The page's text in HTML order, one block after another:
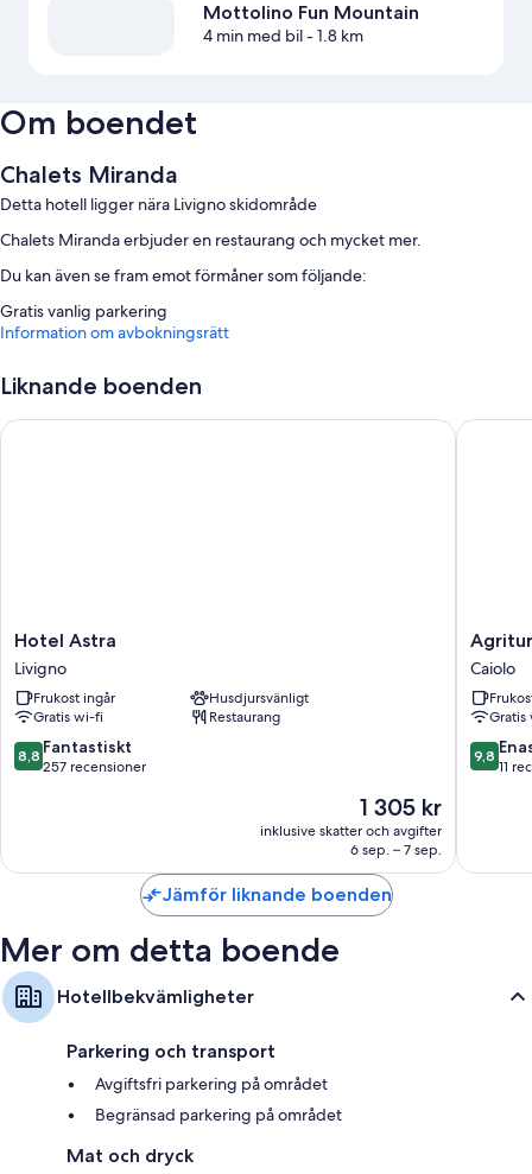
Mottolino Fun Mountain
4 min med bil- 1.8 km
Om boendet
Chalets Miranda
Detta hotell ligger nära Livigno skidområde
Chalets Miranda erbjuder en restaurang och mycket mer.
Du kan även se fram emot förmåner som följande:
Gratis vanlig parkering
Information om avbokningsrätt
Liknande boenden
Hotel
Astra
Livigno
Hotel Astra
Livigno
Frukost ingår
Husdjursvänligt
Gratis wi-fi
Restaurang
8.8
av
8,8 Fantastiskt
257 recensioner
Priset
är
1 305 kr
1 305 kr
inklusive skatter och avgifter
6 sep. – 7 sep.
Hotel Astra
B&B
Caffè
e
Vino
Caiolo
Caiolo
9.8
av
9,8
11
Jämför liknande boenden
Mer om detta boende
Hotellbekvämligheter
Parkering och transport
Avgiftsfri parkering på området
Begränsad parkering på området
Mat och dryck